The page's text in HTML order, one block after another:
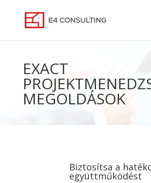
EXACT
MEGOLDÁSOK
Biztosítsa a
együttműködést